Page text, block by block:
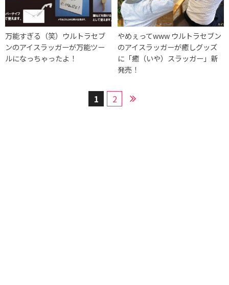
万能すぎる（笑）ウルトラセブ
ンのアイスラッガーが万能ツー
ルになっちゃったよ！
やめぇってwww ウルトラセブン
のアイスラッガーが癒しグッズ
に「癒（いや）スラッガー」新
発売！
1 2